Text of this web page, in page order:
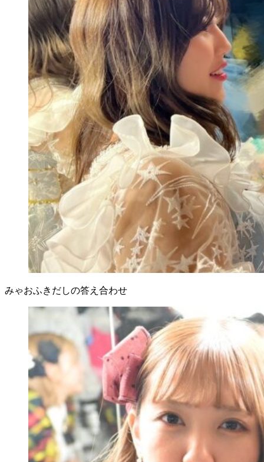
みゃおふきだしの答え合わせ